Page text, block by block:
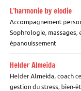
L’harmonie by elodie
Accompagnement
Sophrologie,
épanouissement
Helder Almeida
Helder Almeida, coach
gestion du stress, bien-